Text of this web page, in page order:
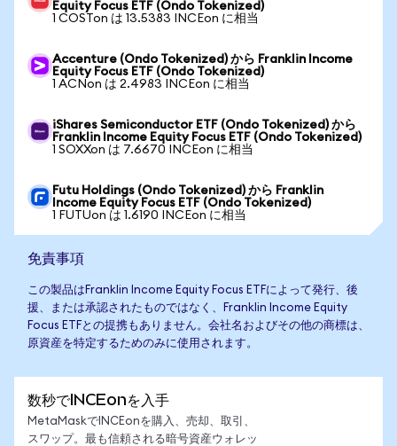
Equity Focus ETF (Ondo Tokenized)
1 COSTon は 13.5383 INCEon に相当
Accenture (Ondo Tokenized) から Franklin Income
Equity Focus ETF (Ondo Tokenized)
1 ACNon は 2.4983 INCEon に相当
iShares Semiconductor ETF (Ondo Tokenized) から
Franklin Income Equity Focus ETF (Ondo Tokenized)
1 SOXXon は 7.6670 INCEon に相当
Futu Holdings (Ondo Tokenized) から Franklin
Income Equity Focus ETF (Ondo Tokenized)
1 FUTUon は 1.6190 INCEon に相当
免責事項
この製品はFranklin Income Equity Focus ETFによって発行、後
援、または承認されたものではなく、Franklin Income Equity
Focus ETFとの提携もありません。会社名およびその他の商標は、
原資産を特定するためのみに使用されます。
数秒でINCEonを入手
MetaMaskでINCEonを購入、売却、取引、
スワップ。最も信頼される暗号資産ウォレッ